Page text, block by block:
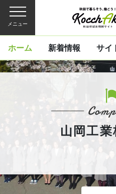
メニュー
ホーム 新着情報 サイ
山岡工